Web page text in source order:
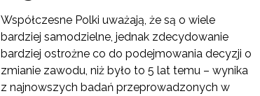
Współczesne Polki uważają, że są o wiele
bardziej samodzielne, jednak zdecydowanie
bardziej ostrożne co do podejmowania decyzji o
zmianie zawodu, niż było to 5 lat temu – wynika
z najnowszych badań przeprowadzonych w